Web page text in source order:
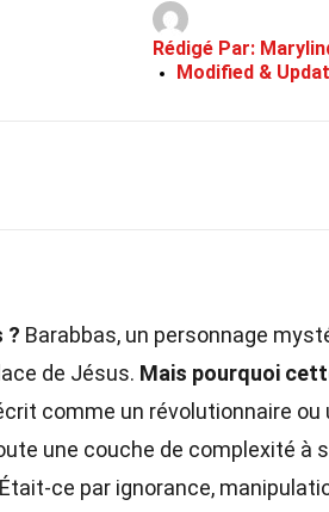
Rédigé Par:
Modified &
? Barabbas, un personnage
de Jésus. Mais pourquoi
comme un révolutionnaire ou
une couche de complexité à
Était-ce par ignorance,